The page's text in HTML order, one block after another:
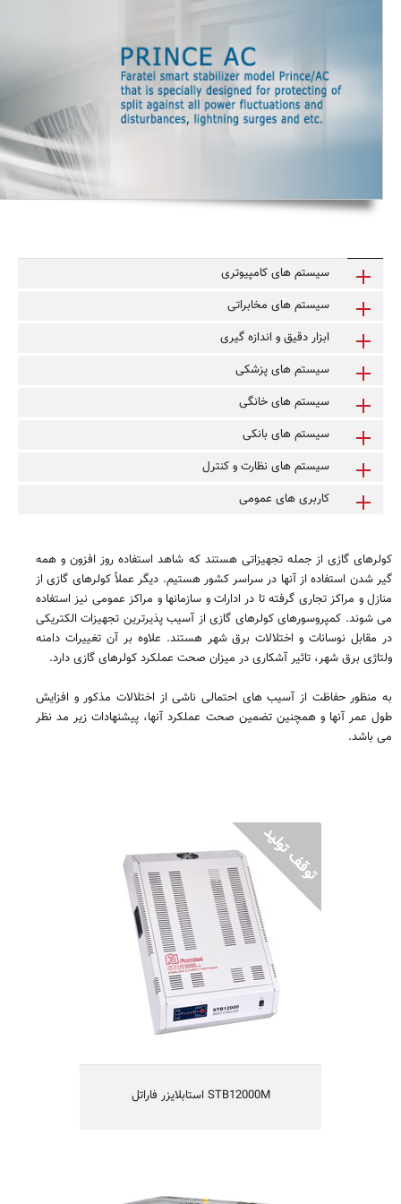
سیستم های کامپیوتری
سیستم های مخابراتی
ابزار دقیق و اندازه گیری
سیستم های پزشکی
سیستم های خانگی
سیستم های بانکی
سیستم های نظارت و کنترل
کاربری های عمومی
کولرهای گازی از جمله تجهیزاتی هستند که شاهد استفاده روز افزون و همه
گیر شدن استفاده از آنها در سراسر کشور هستیم. دیگر عملاً کولرهای گازی از
منازل و مراکز تجاری گرفته تا در ادارات و سازمانها و مراکز عمومی نیز استفاده
می شوند. کمپروسورهای کولرهای گازی از آسیب پذیرترین تجهیزات الکتریکی
در مقابل نوسانات و اختلالات برق شهر هستند. علاوه بر آن تغییرات دامنه
ولتاژی برق شهر، تاثیر آشکاری در میزان صحت عملکرد کولرهای گازی دارد.
به منظور حفاظت از آسیب های احتمالی ناشی از اختلالات مذکور و افزایش
طول عمر آنها و همچنین تضمین صحت عملکرد آنها، پیشنهادات زیر مد نظر
می باشد.
STB12000M استابلایزر فاراتل
مناسب برای تجهیزات برقی منازل
هوشمند میکروپروسسوری
دارای رنج تثبیت فوق العاده بالا
دارای هشداردهنده صوتی
حفاظت در مقابل افزایش دمای داخلی
مجهز به نشان‌دهنده میزان بار مصرفی
یکسال گارانتی و 5 سال تامین قطعات